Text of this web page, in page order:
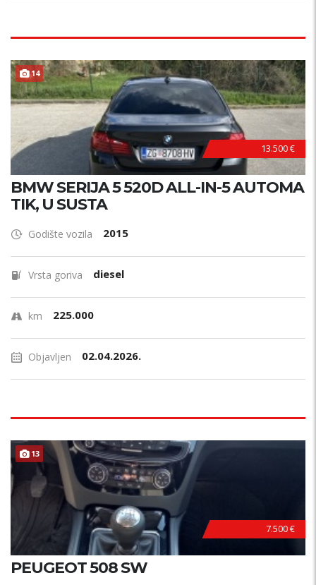
14 HITNO !
13.500 €
BMW SERIJA 5 520D ALL-IN-5 AUTOMA
TIK, U SUSTA
Godište vozila 2015
Vrsta goriva diesel
km 225.000
Objavljen 02.04.2026.
13
7.500 €
PEUGEOT 508 SW